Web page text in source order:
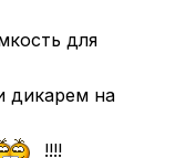
для
дикарем на
!!!!